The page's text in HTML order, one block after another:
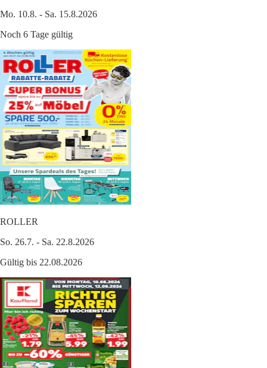
Mo. 10.8. - Sa. 15.8.2026
Noch 6 Tage gültig
ROLLER
So. 26.7. - Sa. 22.8.2026
Gültig bis 22.08.2026